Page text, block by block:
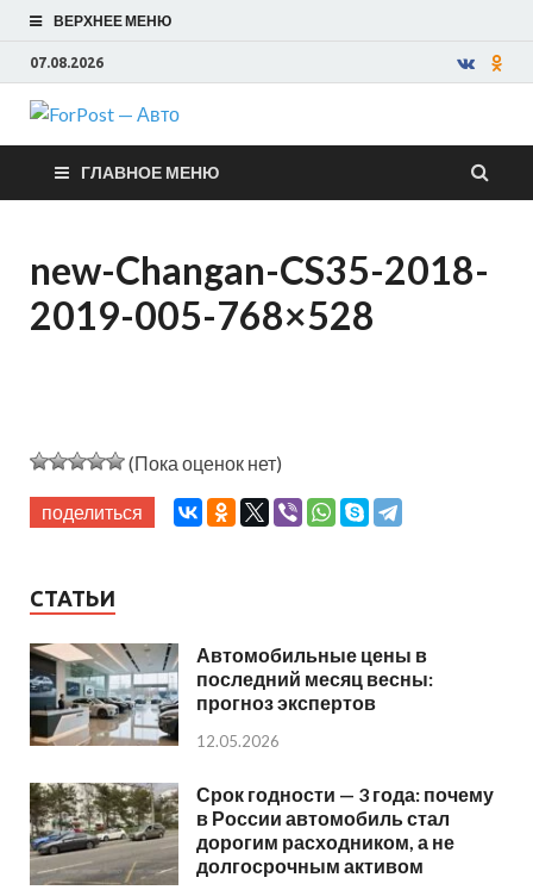
ВЕРХНЕЕ МЕНЮ
07.08.2026
ForPost —
Авто
ГЛАВНОЕ МЕНЮ
new-Changan-CS35-2018-
2019-005-768×528
(Пока оценок нет)
поделиться
СТАТЬИ
Автомобильные цены в
последний месяц весны:
прогноз экспертов
12.05.2026
Срок годности — 3 года: почему
в России автомобиль стал
дорогим расходником, а не
долгосрочным активом